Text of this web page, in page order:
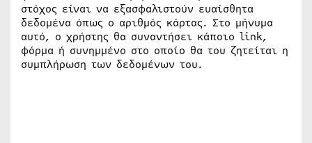
στόχος είναι να εξασφαλιστούν ευαίσθητα
δεδομένα όπως ο αριθμός κάρτας. Στο μήνυμα
αυτό, ο χρήστης θα συναντήσει κάποιο link,
φόρμα ή συνημμένο στο οποίο θα του ζητείται η
συμπλήρωση των δεδομένων του.